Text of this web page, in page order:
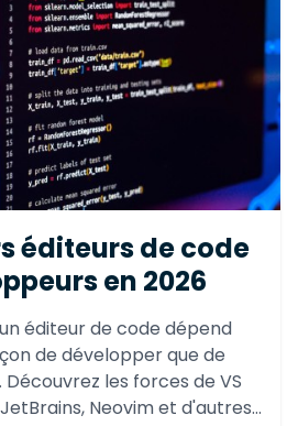
éditeurs de code
en 2026
éditeur de code dépend
de développer que de
les forces de VS
Neovim et d'autres